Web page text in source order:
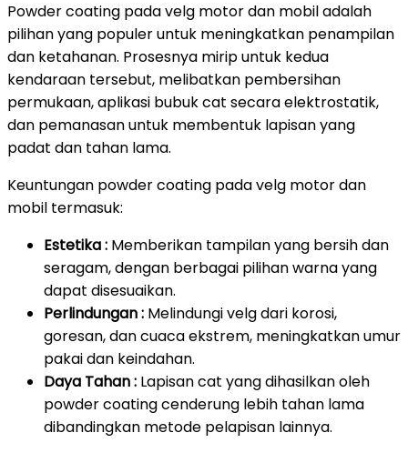
Powder coating pada velg motor dan mobil adalah
pilihan yang populer untuk meningkatkan penampilan
dan ketahanan. Prosesnya mirip untuk kedua
kendaraan tersebut, melibatkan pembersihan
permukaan, aplikasi bubuk cat secara elektrostatik,
dan pemanasan untuk membentuk lapisan yang
padat dan tahan lama.
Keuntungan powder coating pada velg motor dan
mobil termasuk:
Estetika : Memberikan tampilan yang bersih dan
seragam, dengan berbagai pilihan warna yang
dapat disesuaikan.
Perlindungan : Melindungi velg dari korosi,
goresan, dan cuaca ekstrem, meningkatkan umur
pakai dan keindahan.
Daya Tahan : Lapisan cat yang dihasilkan oleh
powder coating cenderung lebih tahan lama
dibandingkan metode pelapisan lainnya.